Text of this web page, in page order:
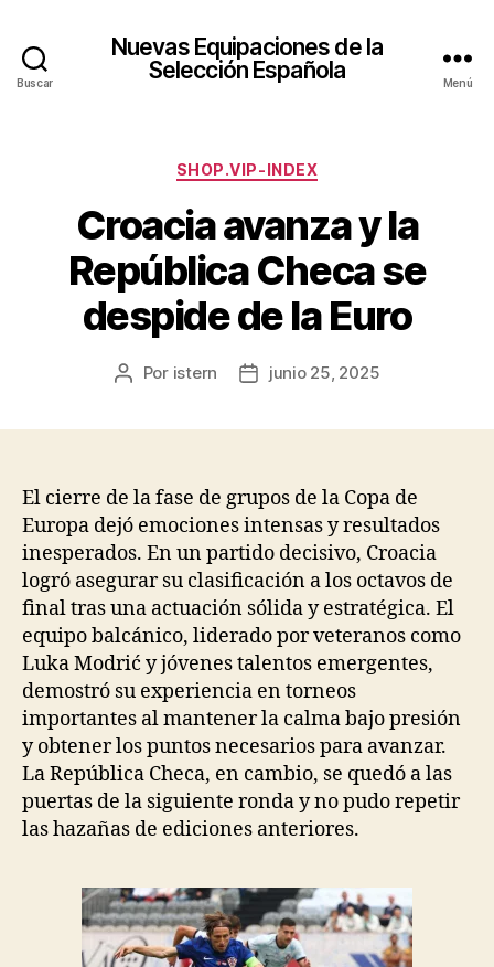
Buscar
Nuevas Equipaciones de la
Selección Española
Menú
Categorías
SHOP.VIP-INDEX
Croacia avanza y la
República Checa se
despide de la Euro
Autor
Por istern
Fechajunio 25, 2025
El cierre de la fase de grupos de la Copa de
Europa dejó emociones intensas y resultados
inesperados. En un partido decisivo, Croacia
logró asegurar su clasificación a los octavos de
final tras una actuación sólida y estratégica. El
equipo balcánico, liderado por veteranos como
Luka Modrić y jóvenes talentos emergentes,
demostró su experiencia en torneos
importantes al mantener la calma bajo presión
y obtener los puntos necesarios para avanzar.
La República Checa, en cambio, se quedó a las
puertas de la siguiente ronda y no pudo repetir
las hazañas de ediciones anteriores.